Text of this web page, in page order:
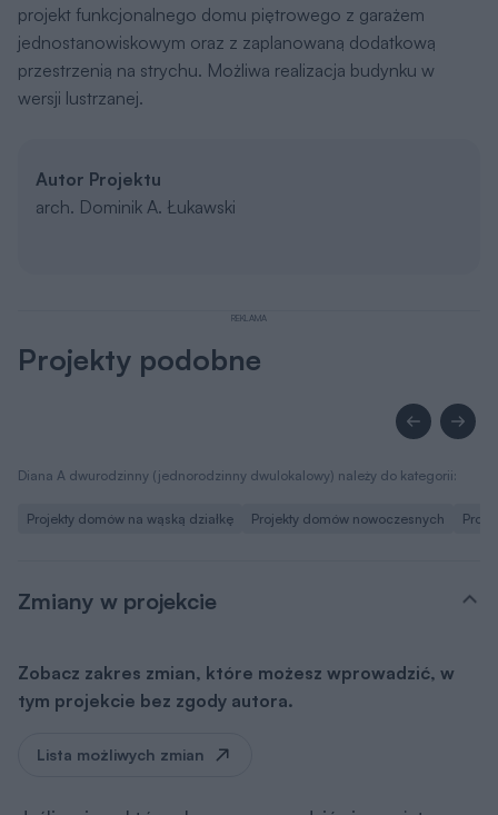
projekt funkcjonalnego domu piętrowego z garażem
jednostanowiskowym oraz z zaplanowaną dodatkową
przestrzenią na strychu. Możliwa realizacja budynku w
wersji lustrzanej.
Autor Projektu
arch. Dominik A. Łukawski
REKLAMA
Projekty podobne
Diana A dwurodzinny (jednorodzinny dwulokalowy) należy do kategorii:
Projekty domów na wąską działkę Projekty domów nowoczesnych
Zmiany w projekcie
Zobacz zakres zmian, które możesz wprowadzić, w
tym projekcie bez zgody autora.
Lista możliwych zmian